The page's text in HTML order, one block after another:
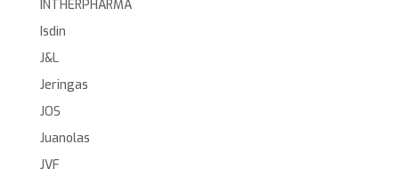
INTHERPHARMA
Isdin
J&L
Jeringas
JOS
Juanolas
JVF